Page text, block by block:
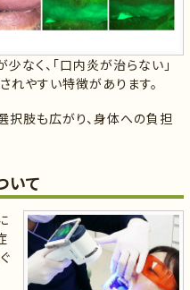
なく、「口内炎が治らない」
れやすい特徴があります。
択肢も広がり、身体への負担
いて